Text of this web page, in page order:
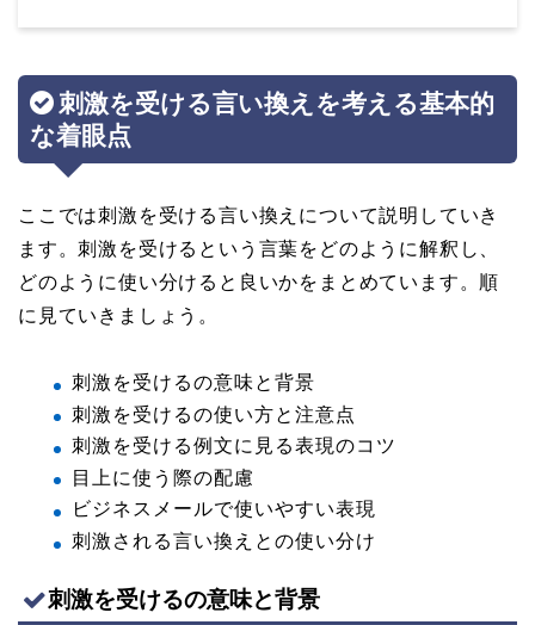
刺激を受ける言い換えを考える基本的
な着眼点
ここでは刺激を受ける言い換えについて説明していき
ます。刺激を受けるという言葉をどのように解釈し、
どのように使い分けると良いかをまとめています。順
に見ていきましょう。
刺激を受けるの意味と背景
刺激を受けるの使い方と注意点
刺激を受ける例文に見る表現のコツ
目上に使う際の配慮
ビジネスメールで使いやすい表現
刺激される言い換えとの使い分け
刺激を受けるの意味と背景